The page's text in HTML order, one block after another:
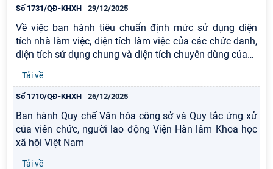
Số 1731/QĐ-KHXH 29/12/2025
Về việc ban hành tiêu chuẩn định mức sử dụng diện
tích nhà làm việc, diện tích làm việc của các chức danh,
diện tích sử dụng chung và diện tích chuyên dùng của…
Tải về
Số 1710/QĐ-KHXH 26/12/2025
Ban hành Quy chế Văn hóa công sở và Quy tắc ứng xử
của viên chức, người lao động Viện Hàn lâm Khoa học
xã hội Việt Nam
Tải về